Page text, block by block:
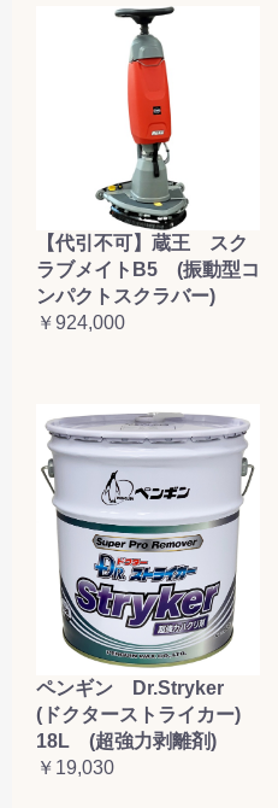
【代引不可】蔵王 スク
ラブメイトB5 (振動型コ
ンパクトスクラバー)
￥924,000
ペンギン Dr.Stryker
(ドクターストライカー)
18L (超強力剥離剤)
￥19,030